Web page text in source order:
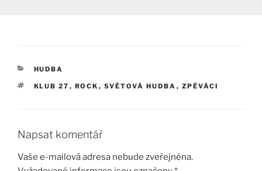
RUBRIKY
HUDBA
ŠTÍTKY
KLUB 27 , ROCK , SVĚTOVÁ HUDBA , ZPĚVÁCI
Napsat komentář
Vaše e-mailová adresa nebude zveřejněna.